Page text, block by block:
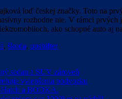
loď českej značky. Toto na
rozhodne nie. V rámci prvých
ako schopné auto aj
, škoda, upshifter
sedan a SUV zároveň
vylepšenia podvozku
a BODKA.